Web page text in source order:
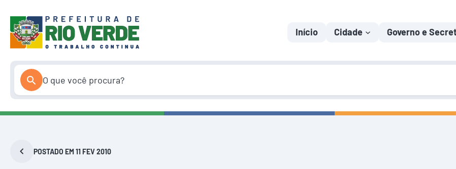
para
conteúdo
Início Cidade Governo e
POSTADO EM 11 FEV 2010